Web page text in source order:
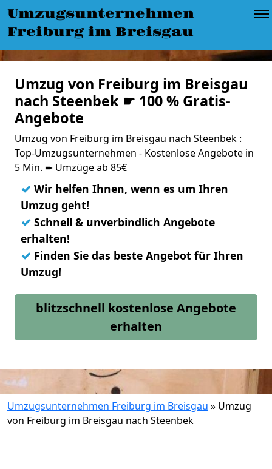
Umzugsunternehmen
Freiburg im Breisgau
Umzug von Freiburg im Breisgau
nach Steenbek ☛ 100 % Gratis-
Angebote
Umzug von Freiburg im Breisgau nach Steenbek :
Top-Umzugsunternehmen - Kostenlose Angebote in
5 Min. ➨ Umzüge ab 85€
✓ Wir helfen Ihnen, wenn es um Ihren
Umzug geht!
✓ Schnell & unverbindlich Angebote
erhalten!
✓ Finden Sie das beste Angebot für Ihren
Umzug!
blitzschnell kostenlose Angebote
erhalten
Umzugsunternehmen Freiburg im Breisgau » Umzug
von Freiburg im Breisgau nach Steenbek